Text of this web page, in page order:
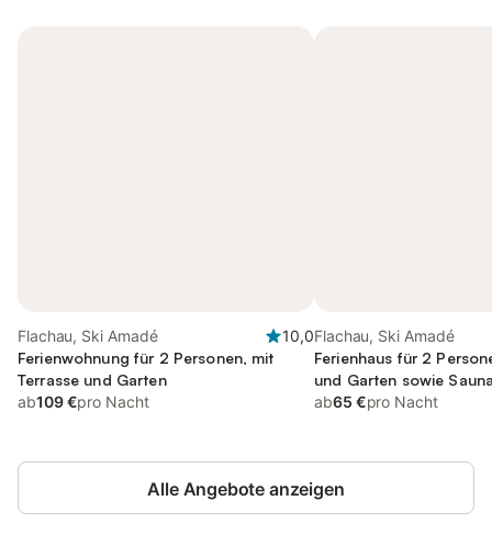
Flachau, Ski Amadé
10,0
Ferienwohnung für 2 Personen, mit
Terrasse und Garten
ab109 €pro Nacht
Flachau, Ski Amadé
Ferienhaus für 2
und Garten sowie
ab65 €pro Nacht
Alle Angebote anzeigen